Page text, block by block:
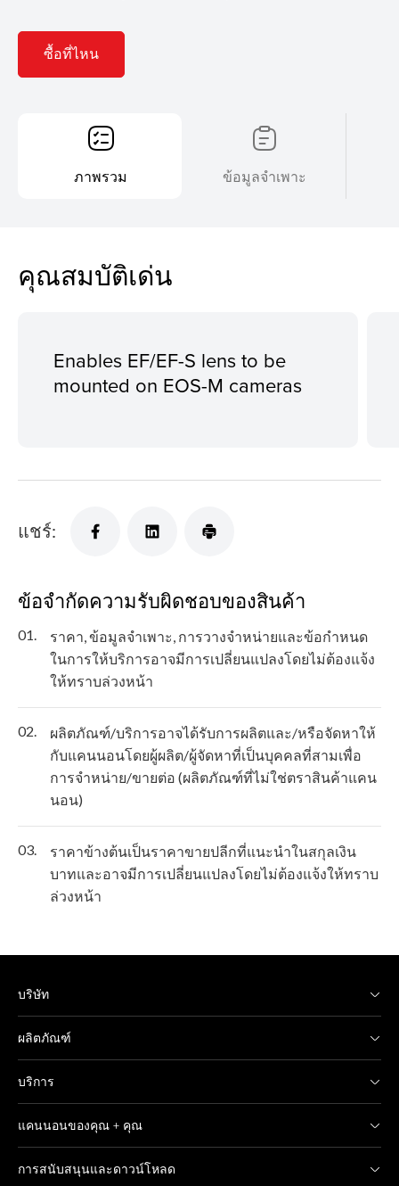
ซื้อที่ไหน
ภาพรวม ข้อมูลจำเพาะ
คุณสมบัติเด่น
Enables EF/EF-S lens to be
mounted on EOS-M cameras
แชร์:
ข้อจำกัดความรับผิดชอบของสินค้า
01.
ราคา, ข้อมูลจำเพาะ, การวางจำหน่ายและข้อกำหนด
ในการให้บริการอาจมีการเปลี่ยนแปลงโดยไม่ต้องแจ้ง
ให้ทราบล่วงหน้า
02.
ผลิตภัณฑ์/บริการอาจได้รับการผลิตและ/หรือจัดหาให้
กับแคนนอนโดยผู้ผลิต/ผู้จัดหาที่เป็นบุคคลที่สามเพื่อ
การจำหน่าย/ขายต่อ (ผลิตภัณฑ์ที่ไม่ใช่ตราสินค้าแคน
นอน)
03.
ราคาข้างต้นเป็นราคาขายปลีกที่แนะนำในสกุลเงิน
บาทและอาจมีการเปลี่ยนแปลงโดยไม่ต้องแจ้งให้ทราบ
ล่วงหน้า
บริษัท
ผลิตภัณฑ์
บริการ
แคนนอนของคุณ + คุณ
การสนับสนุนและดาวน์โหลด